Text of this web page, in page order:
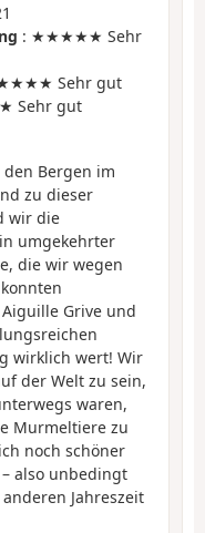
: ★★★★★ Sehr
Sehr gut
Sehr gut
Bergen im
zu dieser
wir die
umgekehrter
die wir wegen
Grive und
wirklich wert! Wir
der Welt zu sein,
waren,
Murmeltiere zu
noch schöner
also unbedingt
Jahreszeit